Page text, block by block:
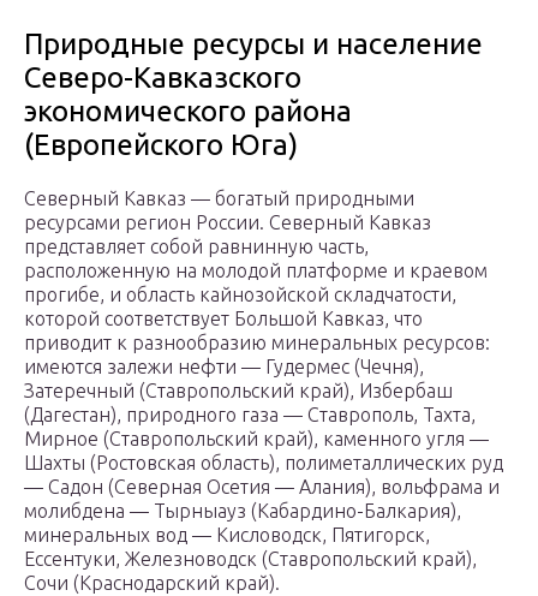
Природные ресурсы и население
Северо-Кавказского
экономического района
(Европейского Юга)
Северный Кавказ — богатый природными
ресурсами регион России. Северный Кавказ
представляет собой равнинную часть,
расположенную на моло­дой платформе и краевом
прогибе, и область кайнозойской складчато­сти,
которой соответствует Большой Кавказ, что
приводит к разнообра­зию минеральных ресурсов:
имеются залежи нефти — Гудермес (Чечня),
Затеречный (Ставропольский край), Избербаш
(Дагестан), при­родного газа — Ставрополь, Тахта,
Мирное (Ставропольский край), ка­менного угля —
Шахты (Ростовская область), полиметаллических руд
— Садон (Северная Осетия — Алания), вольфрама и
молибдена — Тырныауз (Кабардино-Балкария),
минеральных вод — Кисловодск, Пятигорск,
Ессентуки, Железноводск (Ставропольский край),
Сочи (Краснодарский край).